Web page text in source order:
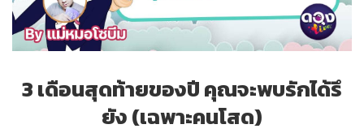
3 เดือนสุดท้ายของปี คุณจะพบรักได้รึ
ยัง (เฉพาะคนโสด)